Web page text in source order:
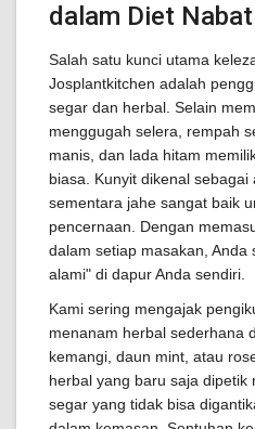
dalam Diet
Salah satu kunci utama
Josplantkitchen adalah
segar dan herbal. Selain
menggugah selera, rempah
manis, dan lada hitam
biasa. Kunyit dikenal
sementara jahe sangat baik
pencernaan. Dengan
dalam setiap masakan,
alami" di dapur Anda sendiri.
Kami sering mengajak
menanam herbal sederhana
kemangi, daun mint, atau
herbal yang baru saja dipetik
segar yang tidak bisa